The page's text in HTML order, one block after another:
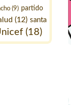
(9) partido
(12) santa
(18)